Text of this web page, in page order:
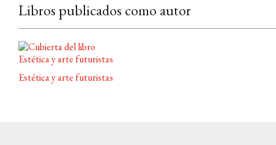
Libros publicados como autor
Estética y arte futuristas